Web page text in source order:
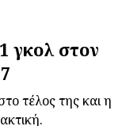
γκολ στον
τέλος της και η